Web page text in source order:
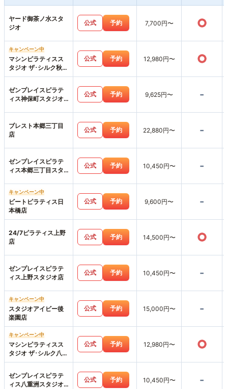
ヤード御茶ノ水スタ
ジオ
公式 予約 7,700円〜 ○
キャンペーン中
マシンピラティスス
タジオ ザ･シルク秋葉
原店
公式 予約 12,980円〜 ○
ゼンプレイスピラテ
ィス神保町スタジオ
公式 予約 9,625円〜 -
ブレスト本郷三丁目
店
公式 予約 22,880円〜 -
ゼンプレイスピラテ
ィス本郷三丁目スタ
公式 予約 10,450円〜 -
キャンペーン中
ビートピラティス日
本橋店
公式 予約 9,600円〜 -
24/7ピラティス上野
店
公式 予約 14,500円〜 ○
ゼンプレイスピラテ
ィス上野スタジオ店
公式 予約 10,450円〜 -
キャンペーン中
スタジオアイビー後
楽園店
公式 予約 15,000円〜 -
キャンペーン中
マシンピラティスス
タジオ ザ･シルク八重
洲店
公式 予約 12,980円〜 ○
ゼンプレイスピラテ
ィス八重洲スタジオ
公式 予約 10,450円〜 -